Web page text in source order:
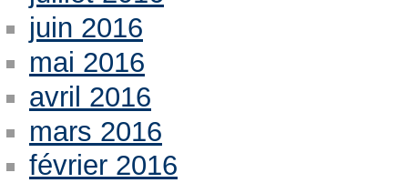
juin 2016
mai 2016
avril 2016
mars 2016
février 2016